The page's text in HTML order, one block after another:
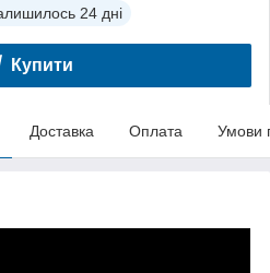
24 дні
Купити
Доставка Оплата Умови